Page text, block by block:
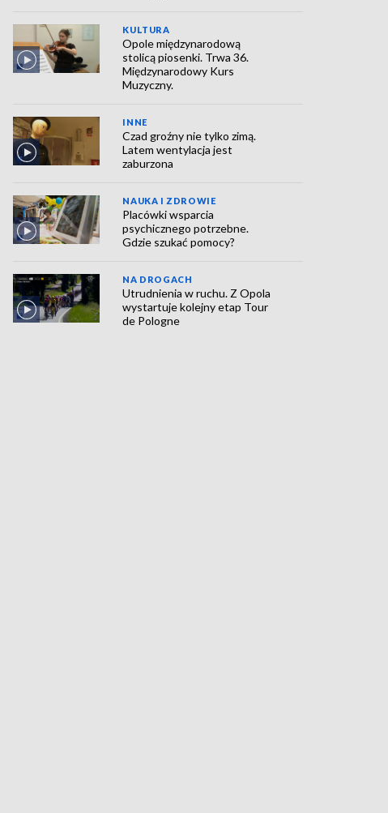
KULTURA
Opole międzynarodową
stolicą piosenki. Trwa 36.
Międzynarodowy Kurs
Muzyczny.
INNE
Czad groźny nie tylko zimą.
Latem wentylacja jest
zaburzona
NAUKA I ZDROWIE
Placówki wsparcia
psychicznego potrzebne.
Gdzie szukać pomocy?
NA DROGACH
Utrudnienia w ruchu. Z Opola
wystartuje kolejny etap Tour
de Pologne